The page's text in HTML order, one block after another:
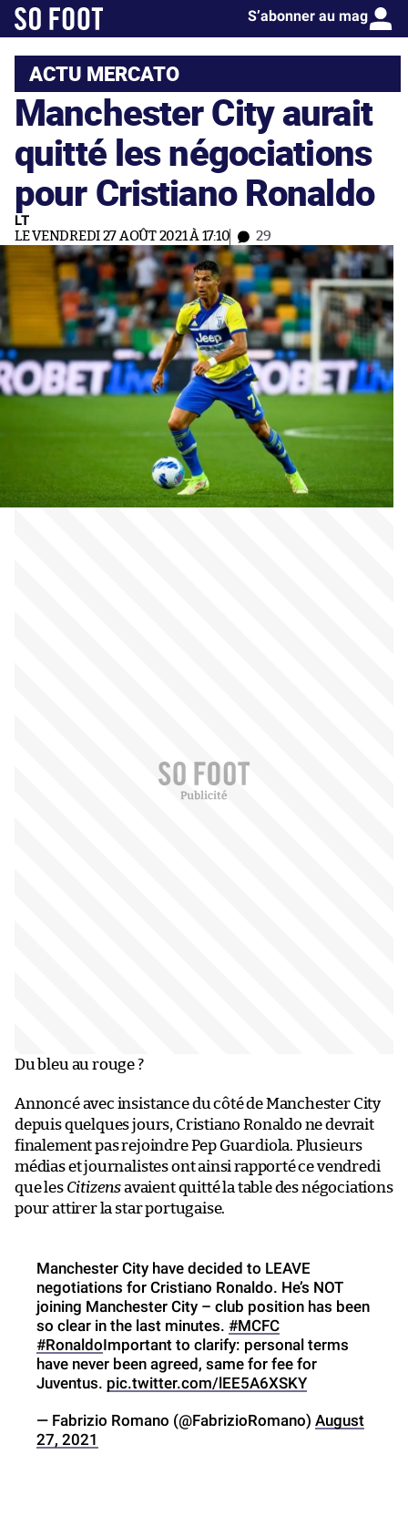
S’abonner au mag
ACTU MERCATO
Manchester City aurait
quitté les négociations
pour Cristiano Ronaldo
LT
LE VENDREDI 27 AOÛT 2021 À 17:10 29
Du bleu au rouge ?
Annoncé avec insistance du côté de Manchester City
depuis quelques jours, Cristiano Ronaldo ne devrait
finalement pas rejoindre Pep Guardiola. Plusieurs
médias et journalistes ont ainsi rapporté ce vendredi
que les Citizensavaient quitté la table des négociations
pour attirer la star portugaise.
Manchester City have decided to LEAVE
negotiations for Cristiano Ronaldo. He’s NOT
joining Manchester City – club position has been
so clear in the last minutes. #MCFC
#RonaldoImportant to clarify: personal terms
have never been agreed, same for fee for
Juventus. pic.twitter.com/lEE5A6XSKY
— Fabrizio Romano (@FabrizioRomano) August
27, 2021